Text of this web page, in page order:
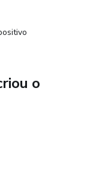
uma boa
o